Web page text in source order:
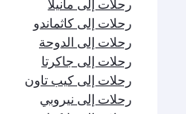
رحلات إلى مانيلا
رحلات إلى كاثماندو
رحلات إلى الدوحة
رحلات إلى جاكرتا
رحلات إلى كيب تاون
رحلات إلى نيروبي